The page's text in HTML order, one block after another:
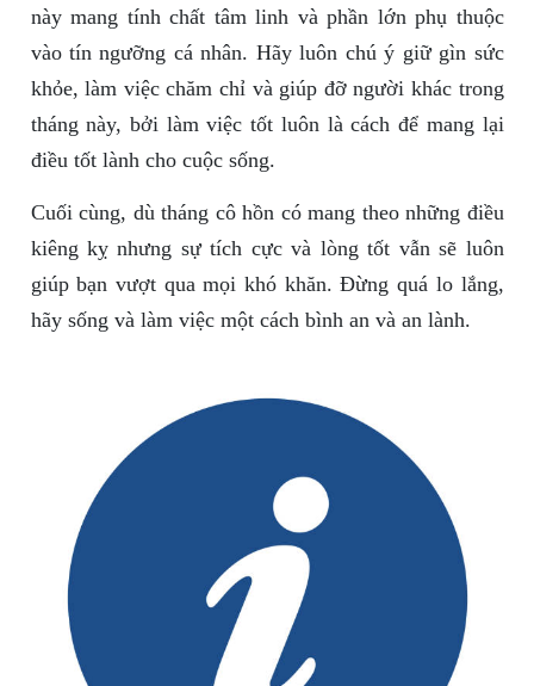
này mang tính chất tâm linh và phần lớn phụ thuộc
vào tín ngưỡng cá nhân. Hãy luôn chú ý giữ gìn sức
khỏe, làm việc chăm chỉ và giúp đỡ người khác trong
tháng này, bởi làm việc tốt luôn là cách để mang lại
điều tốt lành cho cuộc sống.
Cuối cùng, dù tháng cô hồn có mang theo những điều
kiêng kỵ nhưng sự tích cực và lòng tốt vẫn sẽ luôn
giúp bạn vượt qua mọi khó khăn. Đừng quá lo lắng,
hãy sống và làm việc một cách bình an và an lành.